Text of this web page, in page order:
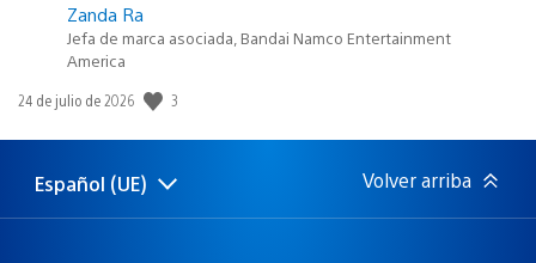
Zanda Ra
Jefa de marca asociada, Bandai Namco Entertainment
America
Fecha
publicación:
24 de julio de 2026 3
Selecciona
una
Región
actual:
Español (UE) Volver arriba